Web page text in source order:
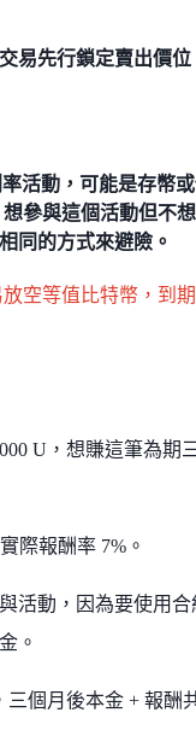
易先行鎖定賣出價位
活動，可能是存幣
參與這個活動但不
同的方式來避險。
空等值比特幣，到
U，想賺這筆為期
際報酬率 7%。
活動，因為要使用合
。
三個月後本金 + 報酬